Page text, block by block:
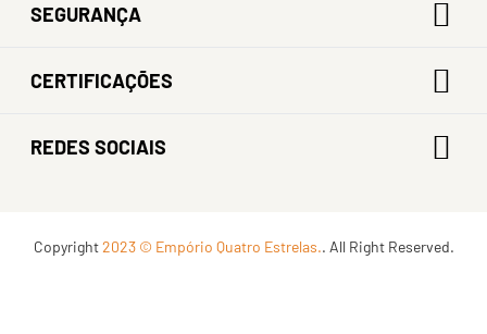
SEGURANÇA
CERTIFICAÇÕES
REDES SOCIAIS
Copyright2023 © Empório Quatro Estrelas.. All Right Reserved.